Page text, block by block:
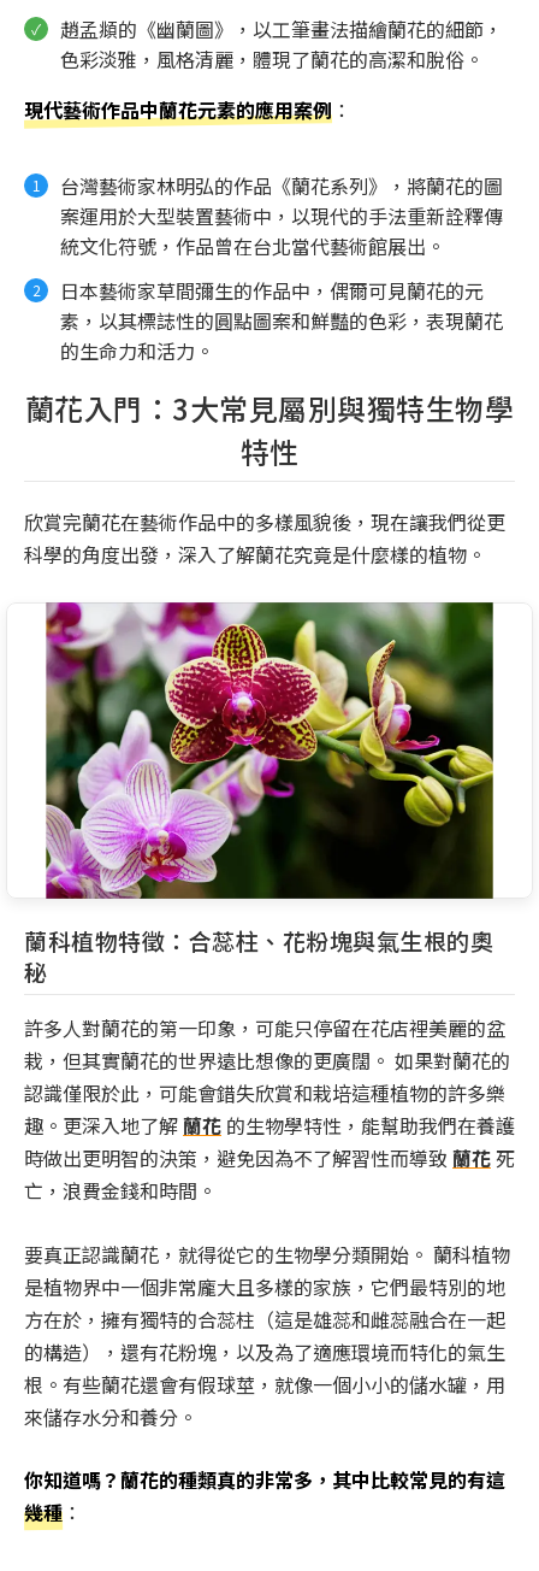
趙孟頫的《幽蘭圖》，以工筆畫法描繪蘭花的細節，
色彩淡雅，風格清麗，體現了蘭花的高潔和脫俗。
現代藝術作品中蘭花元素的應用案例 ：
台灣藝術家林明弘的作品《蘭花系列》，將蘭花的圖
案運用於大型裝置藝術中，以現代的手法重新詮釋傳
統文化符號，作品曾在台北當代藝術館展出。
日本藝術家草間彌生的作品中，偶爾可見蘭花的元
素，以其標誌性的圓點圖案和鮮豔的色彩，表現蘭花
的生命力和活力。
蘭花入門：3大常見屬別與獨特生物學
特性
欣賞完蘭花在藝術作品中的多樣風貌後，現在讓我們從更
科學的角度出發，深入了解蘭花究竟是什麼樣的植物。
蘭科植物特徵：合蕊柱、花粉塊與氣生根的奧
秘
許多人對蘭花的第一印象，可能只停留在花店裡美麗的盆
栽，但其實蘭花的世界遠比想像的更廣闊。 如果對蘭花的
認識僅限於此，可能會錯失欣賞和栽培這種植物的許多樂
趣。更深入地了解蘭花 的生物學特性，能幫助我們在養護
時做出更明智的決策，避免因為不了解習性而導致 蘭花 死
亡，浪費金錢和時間。
要真正認識蘭花，就得從它的生物學分類開始。 蘭科植物
是植物界中一個非常龐大且多樣的家族，它們最特別的地
方在於，擁有獨特的合蕊柱（這是雄蕊和雌蕊融合在一起
的構造），還有花粉塊，以及為了適應環境而特化的氣生
根。有些蘭花還會有假球莖，就像一個小小的儲水罐，用
來儲存水分和養分。
你知道嗎？蘭花的種類真的非常多，其中比較常見的有這
幾種 ：